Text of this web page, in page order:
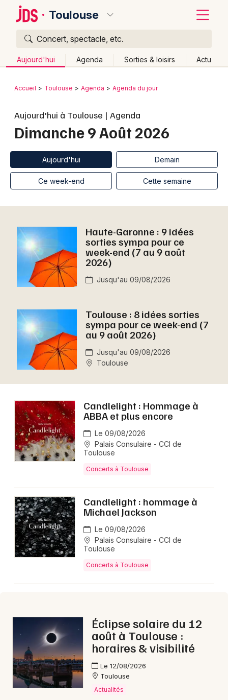
Toulouse
Concert, spectacle, etc.
Aujourd'hui Agenda Sorties & loisirs Actu
Publier un événement
Grands événements
Activité & Expérience
Foires & salons
Spectacles
Concerts
Soirées
Sorties famille
Expos
Aujourd'hui en Haute-Garonne
Aujourd'hui en Midi-Pyrénées
Aujourd'hui en Occitanie
Newsletter des sorties
Artistes en tournée
Actus à Toulouse
Colmar
Lille
Lyon
Marseille
Montpellier
Nantes
Nice
Strasbourg
Toulouse
Toutes les villes
Retour
Accueil Toulouse Agenda Agenda du jour
Aujourd'hui à Toulouse | Agenda
Dimanche 9 Août 2026
Aujourd'hui Demain
Ce week-end Cette semaine
Haute-Garonne : 9 idées
sorties sympa pour ce
week-end (7 au 9 août
2026)
Jusqu'au 09/08/2026
Toulouse : 8 idées sorties
sympa pour ce week-end (7
au 9 août 2026)
Jusqu'au 09/08/2026
Toulouse
Candlelight : Hommage à
ABBA et plus encore
Le 09/08/2026
Palais Consulaire - CCI de
Toulouse
Concerts à Toulouse
Candlelight : hommage à
Michael Jackson
Le 09/08/2026
Palais Consulaire - CCI de
Toulouse
Concerts à Toulouse
Éclipse solaire du 12
août à Toulouse :
horaires & visibilité
Le 12/08/2026
Toulouse
Actualités
Quoi ?
Où ?
Midi-Pyrénées
Partout Près de moi
Quand ?
Effacer les dates
Aujourd'hui
Demain Ce week-end Autre